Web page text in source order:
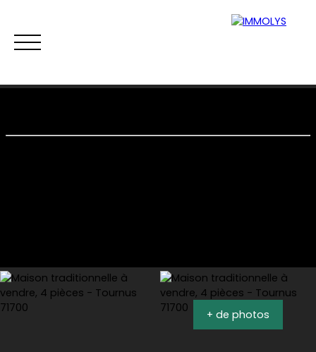
Estimation
+ de photos